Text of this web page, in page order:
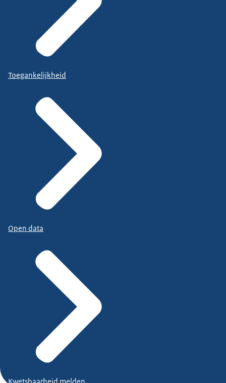
Toegankelijkheid
Open data